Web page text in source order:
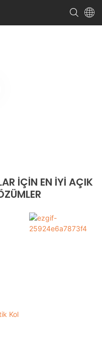
IÇIN EN İYI AÇIK